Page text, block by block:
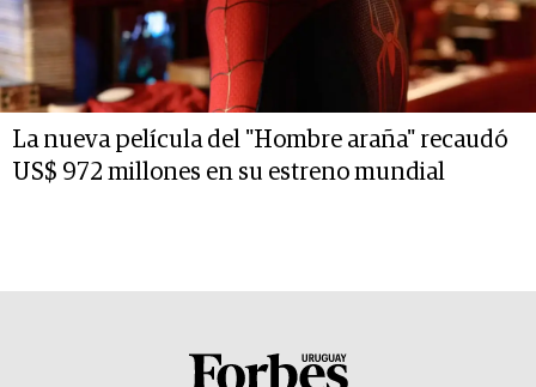
La nueva película del "Hombre araña" recaudó
US$ 972 millones en su estreno mundial